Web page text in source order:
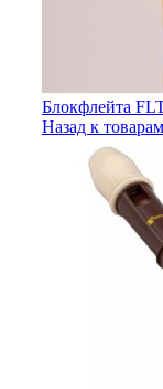
Блокфлейта
Назад к товарам